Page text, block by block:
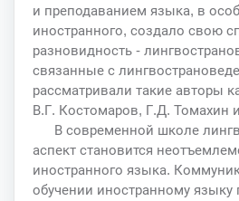
и преподаванием языка, в
иностранного, создало свою
разновидность -
связанные с
рассматривали такие авторы
В.Г. Костомаров, Г.Д. Томахин
В современной школе
аспект становится
иностранного языка.
обучении иностранному языку